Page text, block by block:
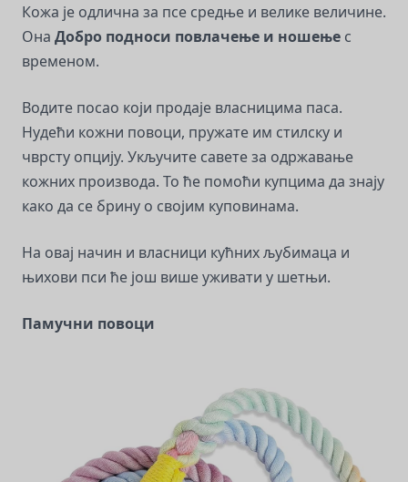
Кожа је одлична за псе средње и велике величине.
Она Добро подноси повлачење и ношење с
временом.
Водите посао који продаје власницима паса.
Нудећи кожни повоци, пружате им стилску и
чврсту опцију. Укључите савете за одржавање
кожних производа. То ће помоћи купцима да знају
како да се брину о својим куповинама.
На овај начин и власници кућних љубимаца и
њихови пси ће још више уживати у шетњи.
Памучни повоци